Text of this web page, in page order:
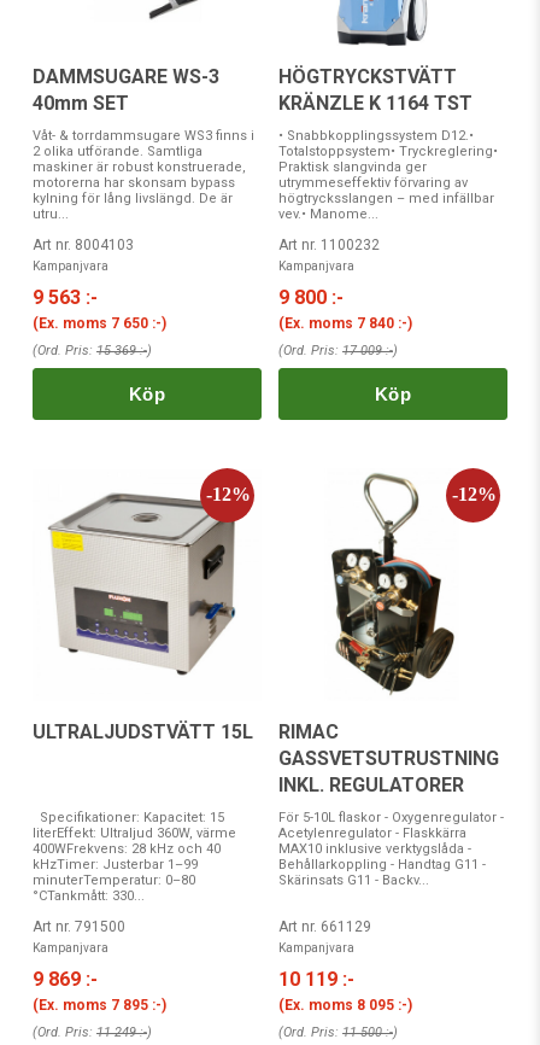
DAMMSUGARE WS-3
40mm SET
Våt- & torrdammsugare WS3 finns i
2 olika utförande. Samtliga
maskiner är robust konstruerade,
motorerna har skonsam bypass
kylning för lång livslängd. De är
utru...
Art nr. 8004103
Kampanjvara
9 563 :-
(Ex. moms 7 650 :-)
(Ord. Pris: 15 369 :-)
Köp
HÖGTRYCKSTVÄTT
KRÄNZLE K 1164 TST
• Snabbkopplingssystem D12.•
Totalstoppsystem• Tryckreglering•
Praktisk slangvinda ger
utrymmeseffektiv förvaring av
högtrycksslangen – med infällbar
vev.• Manome...
Art nr. 1100232
Kampanjvara
9 800 :-
(Ex. moms 7 840 :-)
(Ord. Pris: 17 009 :-)
Köp
ULTRALJUDSTVÄTT 15L
Specifikationer: Kapacitet: 15
literEffekt: Ultraljud 360W, värme
400WFrekvens: 28 kHz och 40
kHzTimer: Justerbar 1–99
minuterTemperatur: 0–80
°CTankmått: 330...
Art nr. 791500
Kampanjvara
9 869 :-
(Ex. moms 7 895 :-)
(Ord. Pris: 11 249 :-)
RIMAC
GASSVETSUTRUSTNING
INKL. REGULATORER
För 5-10L flaskor - Oxygenregulator -
Acetylenregulator - Flaskkärra
MAX10 inklusive verktygslåda -
Behållarkoppling - Handtag G11 -
Skärinsats G11 - Backv...
Art nr. 661129
Kampanjvara
10 119 :-
(Ex. moms 8 095 :-)
(Ord. Pris: 11 500 :-)